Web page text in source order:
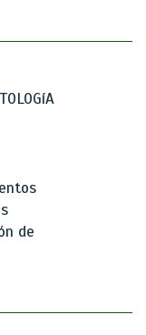
de